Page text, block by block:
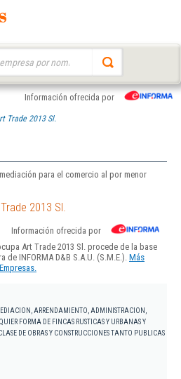
Información ofrecida por
Trade 2013 Sl.
para el comercio al por menor
2013 Sl.
Información ofrecida por
Art Trade 2013 Sl. procede de la base
INFORMA D&B S.A.U. (S.M.E.). Más
ARRENDAMIENTO, ADMINISTRACION,
FORMA DE FINCAS RUSTICAS Y URBANAS Y
DE OBRAS Y CONSTRUCCIONES TANTO PUBLICAS